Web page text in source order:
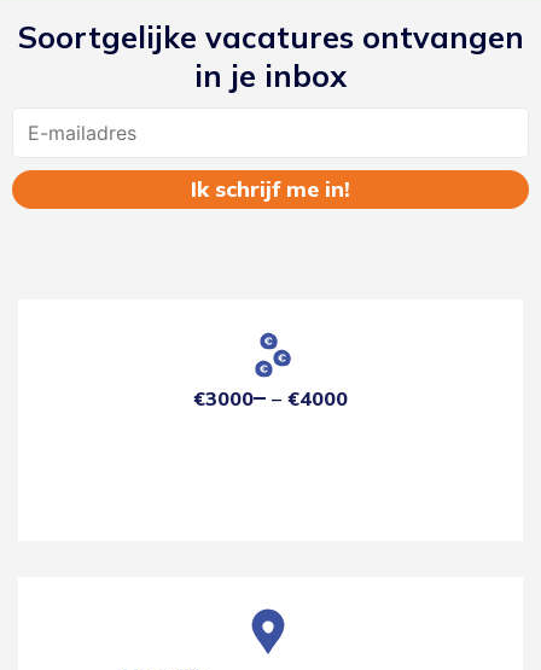
Soortgelijke vacatures ontvangen
in je inbox
€3000 €4000